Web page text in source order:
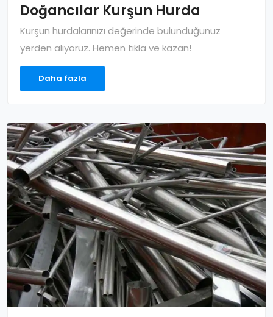
Doğancılar Kurşun Hurda
Kurşun hurdalarınızı değerinde bulunduğunuz
yerden alıyoruz. Hemen tıkla ve kazan!
Daha fazla